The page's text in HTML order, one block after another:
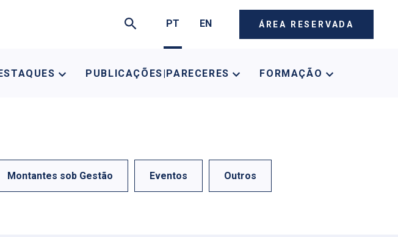
PT EN ÁREA RESERVADA
PUBLICAÇÕES|PARECERES FORMAÇÃO
Montantes sob Gestão Eventos Outros